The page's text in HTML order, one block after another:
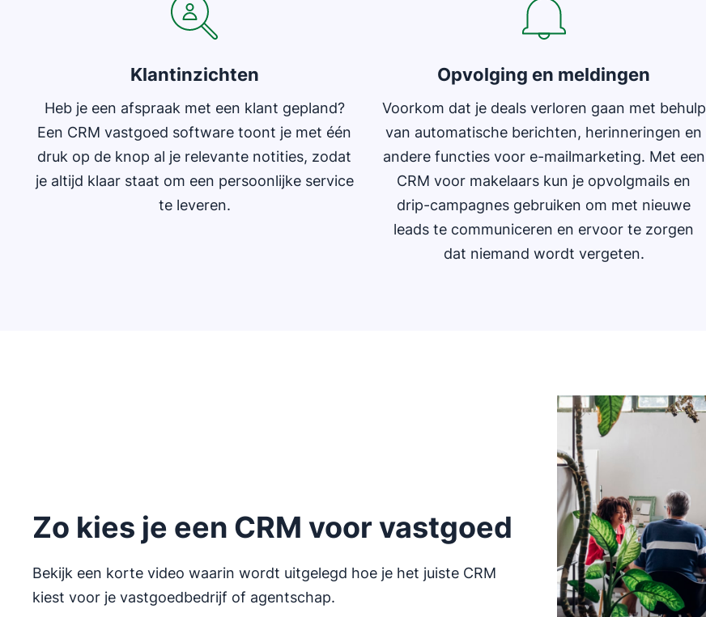
Klantinzichten
Heb je een afspraak met een klant gepland?
Een CRM vastgoed software toont je met één
druk op de knop al je relevante notities, zodat
je altijd klaar staat om een persoonlijke service
te leveren.
Opvolging en meldingen
Voorkom dat je deals verloren gaan met behulp
van automatische berichten, herinneringen en
andere functies voor e-mailmarketing. Met een
CRM voor makelaars kun je opvolgmails en
drip-campagnes gebruiken om met nieuwe
leads te communiceren en ervoor te zorgen
dat niemand wordt vergeten.
Zo kies je een CRM voor vastgoed
Bekijk een korte video waarin wordt uitgelegd hoe je het juiste CRM
kiest voor je vastgoedbedrijf of agentschap.